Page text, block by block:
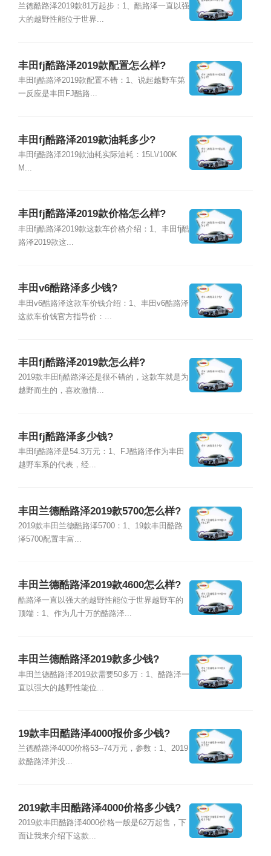
兰德酷路泽2019款81万起步：1、酷路泽一直以强
大的越野性能位于世界...
丰田fj酷路泽2019款配置怎么样?
丰田fj酷路泽2019款配置不错：1、说起越野车第
一反应是丰田FJ酷路...
丰田fj酷路泽2019款油耗多少?
丰田fj酷路泽2019款油耗实际油耗：15L\/100K
M...
丰田fj酷路泽2019款价格怎么样?
丰田fj酷路泽2019款这款车价格介绍：1、丰田fj酷
路泽2019款这...
丰田v6酷路泽多少钱?
丰田v6酷路泽这款车价钱介绍：1、丰田v6酷路泽
这款车价钱官方指导价：...
丰田fj酷路泽2019款怎么样?
2019款丰田fj酷路泽还是很不错的，这款车就是为
越野而生的，喜欢激情...
丰田fj酷路泽多少钱?
丰田fj酷路泽是54.3万元：1、FJ酷路泽作为丰田
越野车系的代表，经...
丰田兰德酷路泽2019款5700怎么样?
2019款丰田兰德酷路泽5700：1、19款丰田酷路
泽5700配置丰富...
丰田兰德酷路泽2019款4600怎么样?
酷路泽一直以强大的越野性能位于世界越野车的
顶端：1、作为几十万的酷路泽...
丰田兰德酷路泽2019款多少钱?
丰田兰德酷路泽2019款需要50多万：1、酷路泽一
直以强大的越野性能位...
19款丰田酷路泽4000报价多少钱?
兰德酷路泽4000价格53--74万元，参数：1、2019
款酷路泽并没...
2019款丰田酷路泽4000价格多少钱?
2019款丰田酷路泽4000价格一般是62万起售，下
面让我来介绍下这款...